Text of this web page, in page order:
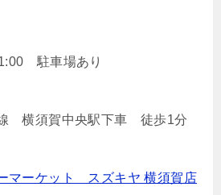
駐車場あり
横須賀中央駅下車 徒歩1分
マーケット スズキヤ 横須賀店